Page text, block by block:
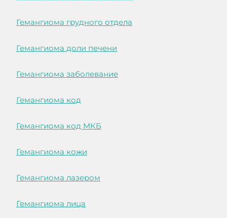
Гемангиома грудного отдела
Гемангиома доли печени
Гемангиома заболевание
Гемангиома код
Гемангиома код МКБ
Гемангиома кожи
Гемангиома лазером
Гемангиома лица